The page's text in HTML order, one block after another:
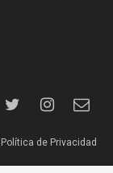
Política de Privacidad